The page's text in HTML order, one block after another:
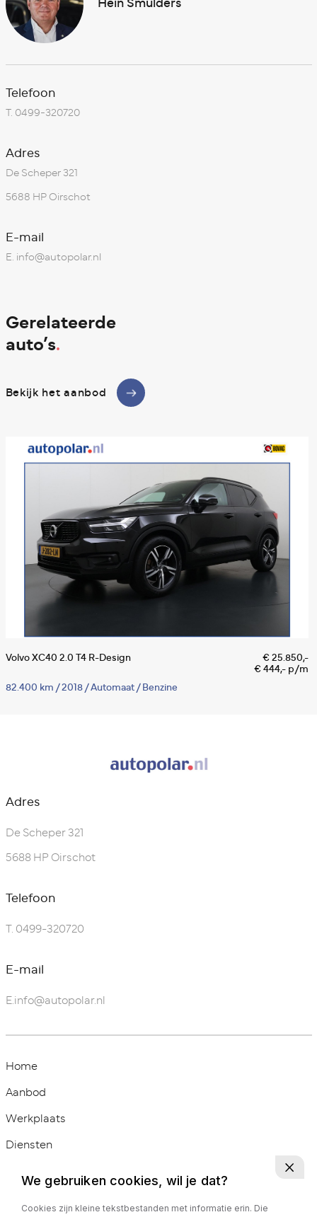
Hein Smulders
Telefoon
T. 0499-320720
Adres
De Scheper 321
5688 HP Oirschot
E-mail
E. info@autopolar.nl
Gerelateerde
auto’s.
Bekijk het aanbod
Volvo XC40 2.0 T4 R-Design
€ 25.850,-
€ 444,- p/m
82.400 km /2018 /Automaat /Benzine
Adres
De Scheper 321
5688 HP Oirschot
Telefoon
T. 0499-320720
E-mail
E.info@autopolar.nl
Home
Aanbod
Werkplaats
Diensten
We gebruiken cookies, wil je dat?
Cookies zijn kleine tekstbestanden met informatie erin. Die